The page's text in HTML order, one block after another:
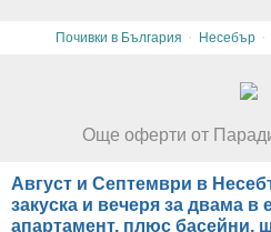
Почивки в България · Несебър ·
Още оферти от
Август и Септември в
закуска и вечеря за двама в
апартамент, плюс басейни,